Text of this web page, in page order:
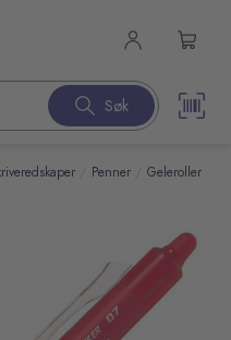
Søk
Penner Geleroller